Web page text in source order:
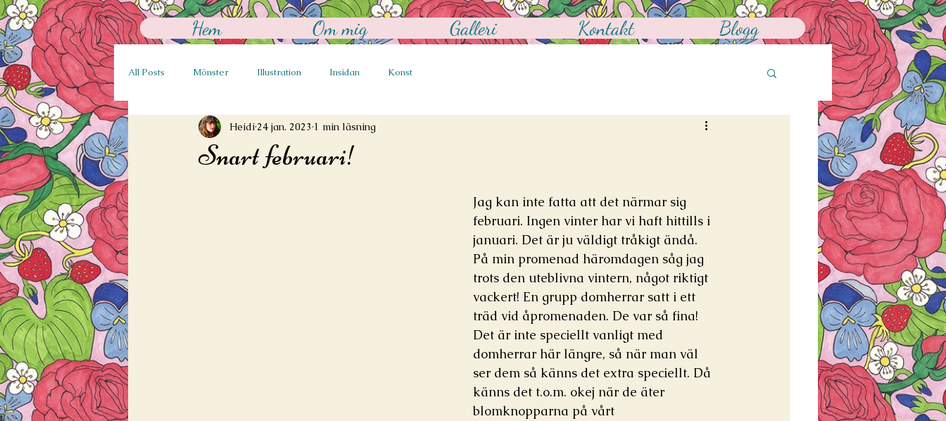
Hem Om mig Galleri Kontakt Blogg
All Posts Mönster Illustration Insidan Konst
Snart februari!
Heidi 24 jan. 2023 1 min läsning
Jag kan inte fatta att det närmar sig
februari. Ingen vinter har vi haft hittills i
januari. Det är ju väldigt tråkigt ändå.
På min promenad häromdagen såg jag
trots den uteblivna vintern, något riktigt
vackert! En grupp domherrar satt i ett
träd vid åpromenaden. De var så fina!
Det är inte speciellt vanligt med
domherrar här längre, så när man väl
ser dem så känns det extra speciellt. Då
känns det t.o.m. okej när de äter
blomknopparna på vårt